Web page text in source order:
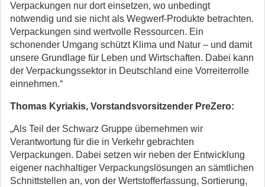
Verpackungen nur dort einsetzen, wo unbedingt
notwendig und sie nicht als Wegwerf-Produkte betrachten.
Verpackungen sind wertvolle Ressourcen. Ein
schonender Umgang schützt Klima und Natur – und damit
unsere Grundlage für Leben und Wirtschaften. Dabei kann
der Verpackungssektor in Deutschland eine Vorreiterrolle
einnehmen.“
Thomas Kyriakis, Vorstandsvorsitzender PreZero:
„Als Teil der Schwarz Gruppe übernehmen wir
Verantwortung für die in Verkehr gebrachten
Verpackungen. Dabei setzen wir neben der Entwicklung
eigener nachhaltiger Verpackungslösungen an sämtlichen
Schnittstellen an, von der Wertstofferfassung, Sortierung,